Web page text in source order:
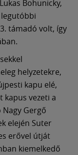
Bohunicky,
támadó volt, így
helyzetekre,
kapu elé,
kapus vezeti a
Gergő
elején Suter
erővel útját
kiemelkedő